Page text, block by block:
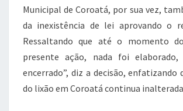
Municipal de Coroatá, por sua vez,
da inexistência de lei aprovando o
Ressaltando que até o momento
presente ação, nada foi
encerrado”, diz a decisão, enfatizando
do lixão em Coroatá continua